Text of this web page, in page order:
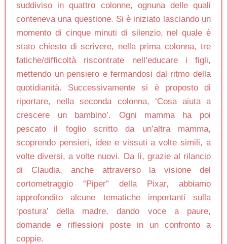
suddiviso in quattro colonne, ognuna delle quali
conteneva una questione. Si è iniziato lasciando un
momento di cinque minuti di silenzio, nel quale è
stato chiesto di scrivere, nella prima colonna, tre
fatiche/difficoltà riscontrate nell’educare i figli,
mettendo un pensiero e fermandosi dal ritmo della
quotidianità. Successivamente si è proposto di
riportare, nella seconda colonna, ‘Cosa aiuta a
crescere un bambino’. Ogni mamma ha poi
pescato il foglio scritto da un’altra mamma,
scoprendo pensieri, idee e vissuti a volte simili, a
volte diversi, a volte nuovi. Da lì, grazie al rilancio
di Claudia, anche attraverso la visione del
cortometraggio “Piper” della Pixar, abbiamo
approfondito alcune tematiche importanti sulla
‘postura’ della madre, dando voce a paure,
domande e riflessioni poste in un confronto a
coppie.